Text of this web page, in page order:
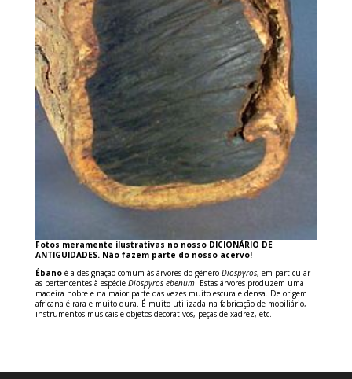
Fotos meramente ilustrativas no nosso DICIONÁRIO DE
ANTIGUIDADES. Não fazem parte do nosso acervo!
Ébanoé a designação comum às árvores do gênero Diospyros, em particular
as pertencentes à espécie Diospyros ebenum. Estas árvores produzem uma
madeira nobre e na maior parte das vezes muito escura e densa. De origem
africana é rara e muito dura. É muito utilizada na fabricação de mobiliário,
instrumentos musicais e objetos decorativos, peças de xadrez, etc.